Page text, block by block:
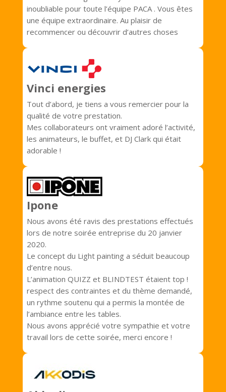
inoubliable pour toute l’équipe PACA . Vous êtes
une équipe extraordinaire. Au plaisir de
recommencer ou découvrir d’autres choses
Vinci energies
Tout d’abord, je tiens a vous remercier pour la
qualité de votre prestation.
Mes collaborateurs ont vraiment adoré l’activité,
les animateurs, le buffet, et DJ Clark qui était
adorable !
Ipone
Nous avons été ravis des prestations effectués
lors de notre soirée entreprise du 20 janvier
2020.
Le concept du Light painting a séduit beaucoup
d’entre nous.
L’animation QUIZZ et BLINDTEST étaient top !
respect des contraintes et du thème demandé,
un rythme soutenu qui a permis la montée de
l’ambiance entre les tables.
Nous avons apprécié votre sympathie et votre
travail lors de cette soirée, merci encore !